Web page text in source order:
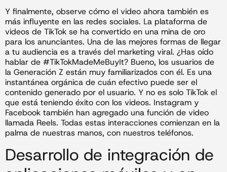
Y finalmente, observe cómo el video ahora también es
más influyente en las redes sociales. La plataforma de
videos de TikTok se ha convertido en una mina de oro
para los anunciantes. Una de las mejores formas de llegar
a tu audiencia es a través del marketing viral. ¿Has oído
hablar de #TikTokMadeMeBuyIt? Bueno, los usuarios de
la Generación Z están muy familiarizados con él. Es una
instantánea orgánica de cuán efectivo puede ser el
contenido generado por el usuario. Y no es solo TikTok el
que está teniendo éxito con los videos. Instagram y
Facebook también han agregado una función de video
llamada Reels. Todas estas interacciones comienzan en la
palma de nuestras manos, con nuestros teléfonos.
Desarrollo de integración de